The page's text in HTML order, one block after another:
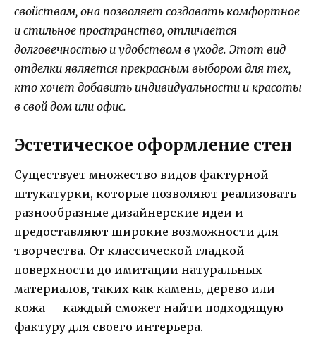
свойствам, она позволяет создавать комфортное
и стильное пространство, отличается
долговечностью и удобством в уходе. Этот вид
отделки является прекрасным выбором для тех,
кто хочет добавить индивидуальности и красоты
в свой дом или офис.
Эстетическое оформление стен
Существует множество видов фактурной
штукатурки, которые позволяют реализовать
разнообразные дизайнерские идеи и
предоставляют широкие возможности для
творчества. От классической гладкой
поверхности до имитации натуральных
материалов, таких как камень, дерево или
кожа — каждый сможет найти подходящую
фактуру для своего интерьера.